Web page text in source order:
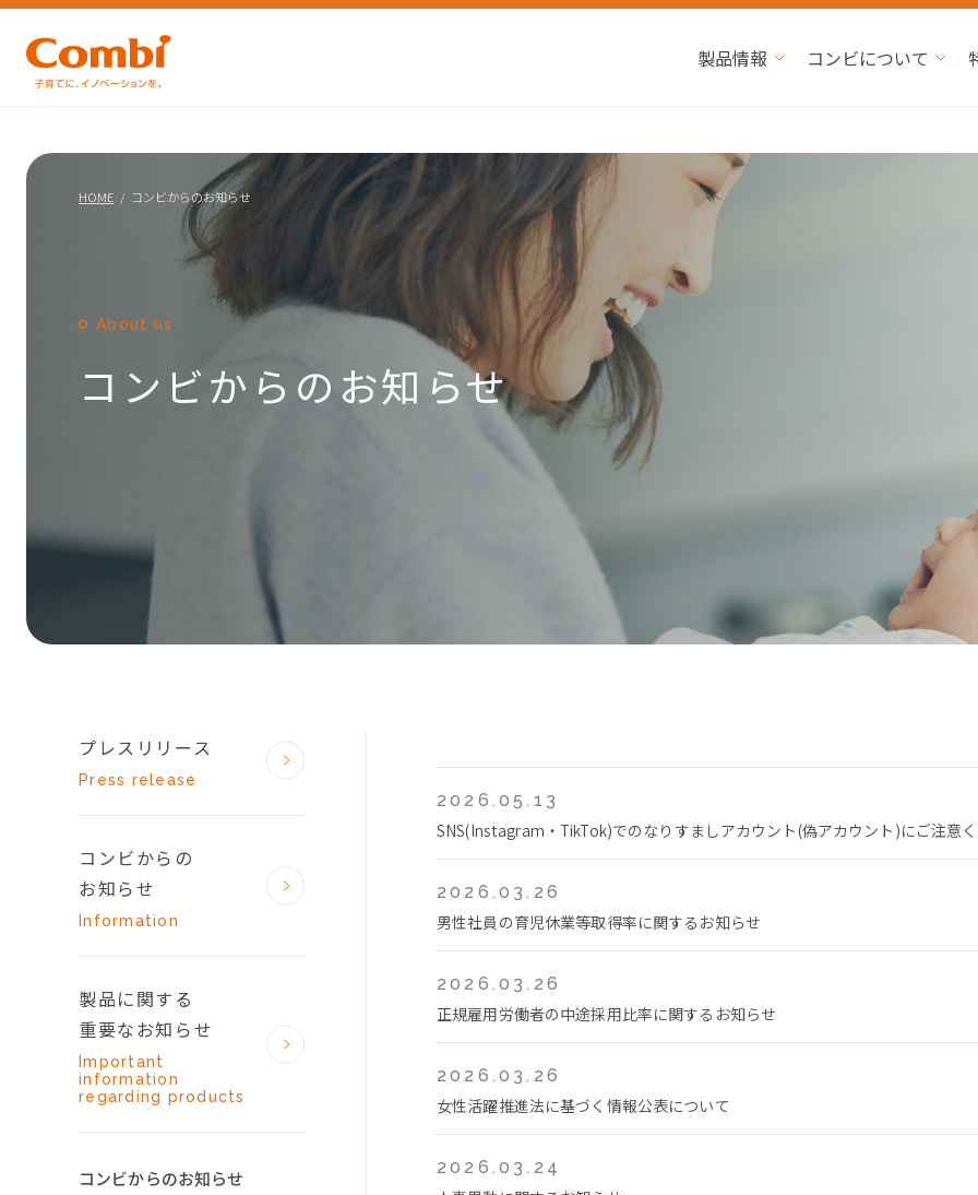
製品情報 コンビについて
HOME コンビからのお知らせ
About us
コンビからのお知らせ
2026.05.13
SNS(Instagram・TikTok)でのなりすましアカウント(偽アカウント)にご注意
2026.03.26
男性社員の育児休業等取得率に関するお知らせ
2026.03.26
正規雇用労働者の中途採用比率に関するお知らせ
2026.03.26
女性活躍推進法に基づく情報公表について
2026.03.24
プレスリリース
Press release
コンビからの
お知らせ
Information
製品に関する
重要なお知らせ
Important
information
regarding products
コンビからのお知らせ